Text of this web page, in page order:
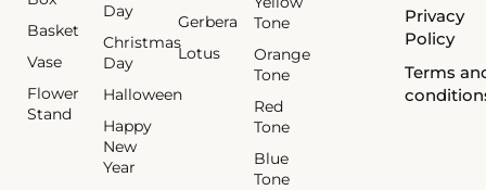
Basket
Vase
Flower
Stand
Day
Christmas
Day
Halloween
Happy
New
Year
Gerbera
Lotus
Tone
Orange
Tone
Red
Tone
Blue
Tone
Privacy
Policy
Terms